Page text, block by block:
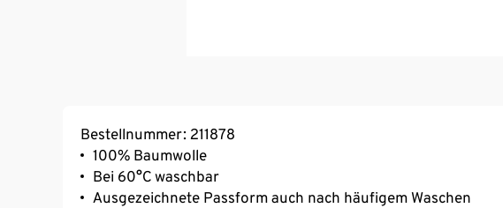
Bestellnummer: 211878
100% Baumwolle
Bei 60°C waschbar
Ausgezeichnete Passform auch nach häufigem Waschen